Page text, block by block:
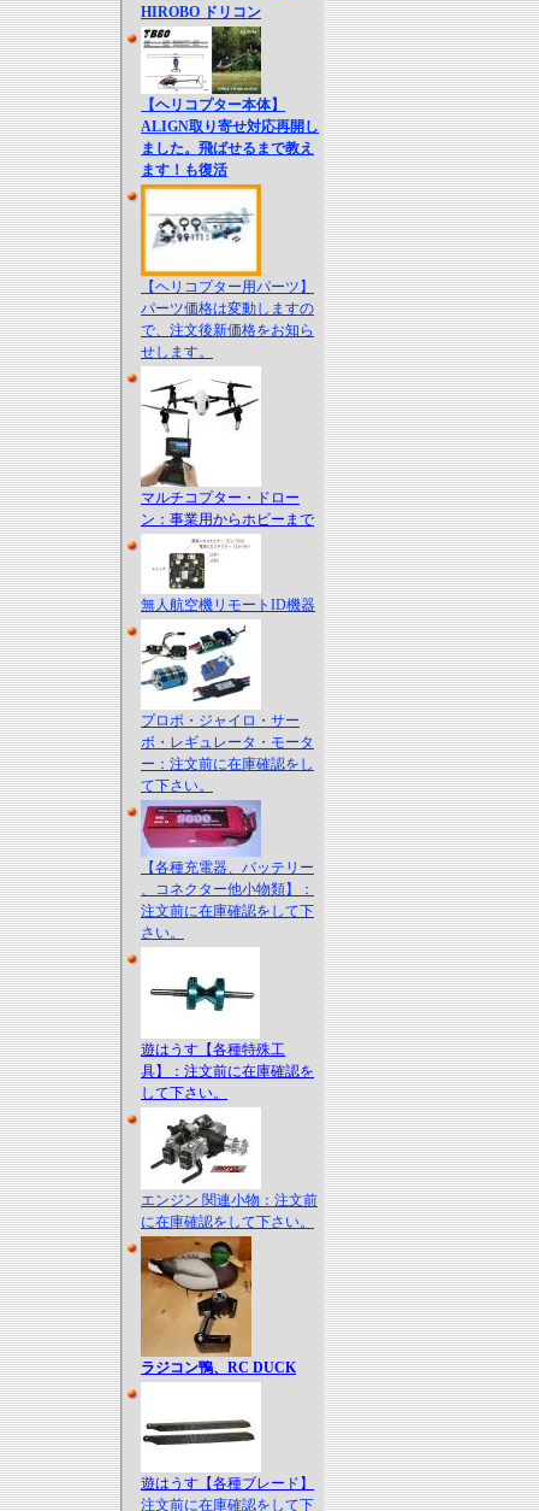
HIROBO ドリコン
【ヘリコプター本体】
ALIGN取り寄せ対応再開し
ました。飛ばせるまで教え
ます！も復活
【ヘリコプター用パーツ】
パーツ価格は変動しますの
で、注文後新価格をお知ら
せします。
マルチコプター・ドロー
ン：事業用からホビーまで
無人航空機リモートID機器
プロポ・ジャイロ・サー
ボ・レギュレータ・モータ
ー：注文前に在庫確認をし
て下さい。
【各種充電器、バッテリー
、コネクター他小物類】：
注文前に在庫確認をして下
さい。
遊はうす【各種特殊工
具】：注文前に在庫確認を
して下さい。
エンジン 関連小物：注文前
に在庫確認をして下さい。
ラジコン鴨、RC DUCK
遊はうす【各種ブレード】
注文前に在庫確認をして下